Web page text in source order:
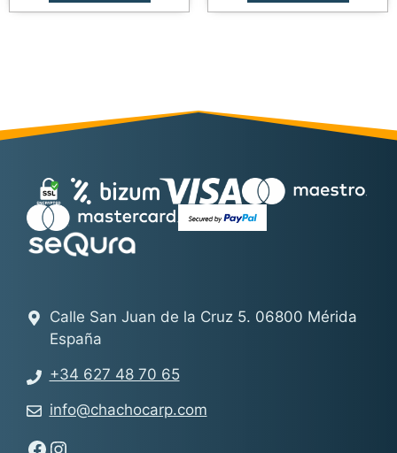
Calle San Juan de la Cruz 5. 06800 Mérida
España
+34 627 48 70 65
info@chachocarp.com